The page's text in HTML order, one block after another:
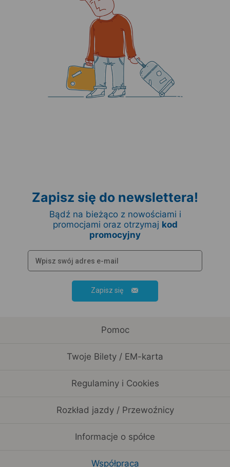
Zapisz się do newslettera!
Bądź na bieżąco z nowościami i
promocjami oraz otrzymaj kod
promocyjny
Zapisz się
Pomoc
Twoje Bilety / EM-karta
Regulaminy i Cookies
Rozkład jazdy / Przewoźnicy
Informacje o spółce
Współpraca